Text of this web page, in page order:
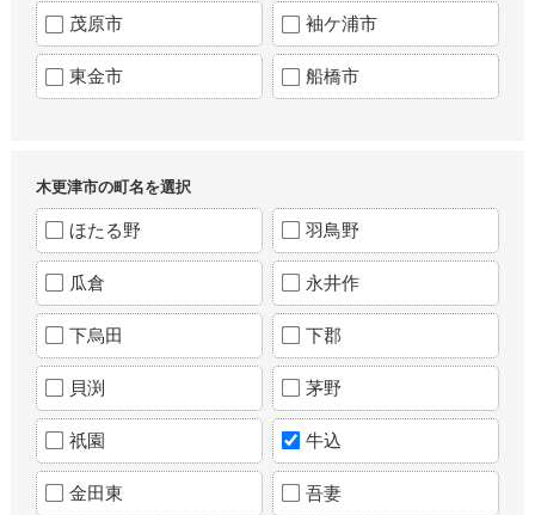
茂原市 袖ケ浦市
東金市 船橋市
木更津市の町名を選択
ほたる野 羽鳥野
瓜倉 永井作
下烏田 下郡
貝渕 茅野
祇園 牛込
金田東 吾妻